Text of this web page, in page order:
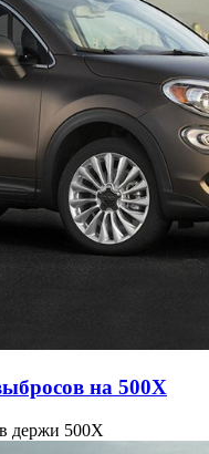
на 500X
держи 500X